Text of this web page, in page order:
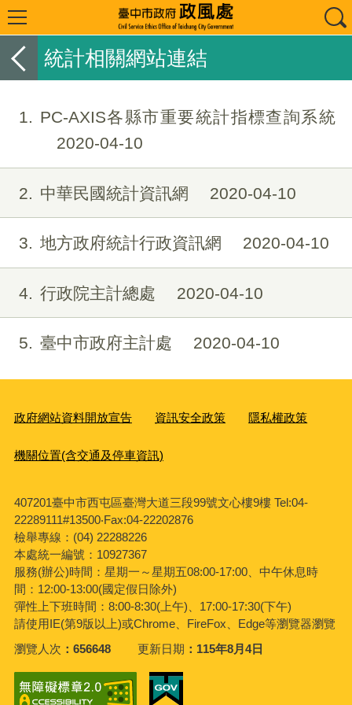
統計相關網站連結
1
PC-AXIS各縣市重要統計指標查詢系統
2020-04-10
2 中華民國統計資訊網 2020-04-10
3 地方政府統計行政資訊網 2020-04-10
4 行政院主計總處 2020-04-10
5 臺中市政府主計處 2020-04-10
政府網站資料開放宣告 資訊安全政策 隱私權政策
機關位置(含交通及停車資訊)
407201臺中市西屯區臺灣大道三段99號文心樓9樓 Tel:04-
22289111#13500‧Fax:04-22202876
檢舉專線：(04) 22288226
本處統一編號：10927367
服務(辦公)時間：星期一～星期五08:00-17:00、中午休息時
間：12:00-13:00(國定假日除外)
彈性上下班時間：8:00-8:30(上午)、17:00-17:30(下午)
請使用IE(第9版以上)或Chrome、FireFox、Edge等瀏覽器瀏覽
瀏覽人次
656648 更新日期 115年8月4日